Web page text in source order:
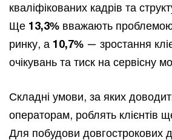
кваліфікованих кадрів та
Ще 13,3% вважають проблемою
ринку, а 10,7% — зростання
очікувань та тиск на сервісну
Складні умови, за яких
операторам, роблять клієнтів
Для побудови довгострокових